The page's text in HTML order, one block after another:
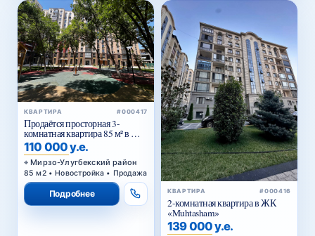
КВАРТИРА #000417
Продаётся просторная 3-
комнатная квартира 85 м² в ЖК
Golden House — Мирзо-
Улугбекский район
110 000 у.е.
Мирзо-Улугбекский район
85 м2 • Новостройка • Продажа
Подробнее КВАРТИРА #000416
2-комнатная квартира в ЖК
«Muhtasham»
139 000 у.е.